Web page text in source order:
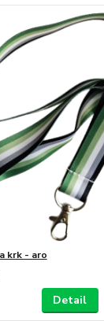
krk - aro
Detail